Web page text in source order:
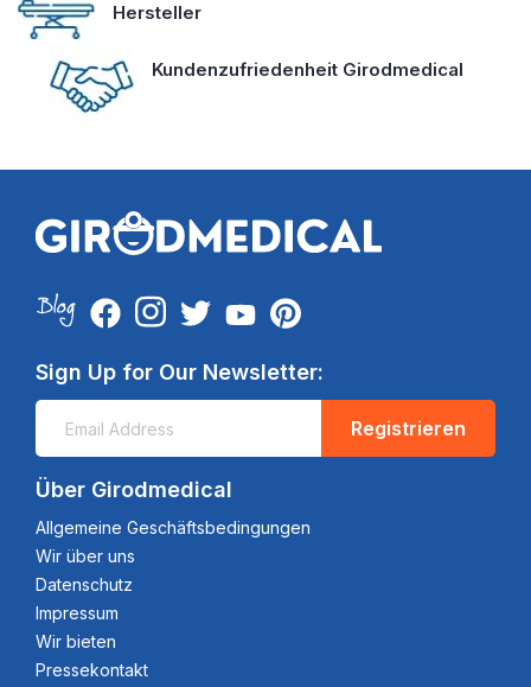
Hersteller
Kundenzufriedenheit Girodmedical
Sign Up for Our Newsletter:
Registrieren
Über Girodmedical
Allgemeine Geschäftsbedingungen
Wir über uns
Datenschutz
Impressum
Wir bieten
Pressekontakt